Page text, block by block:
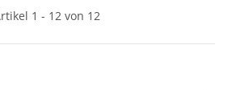
1 - 12 von 12